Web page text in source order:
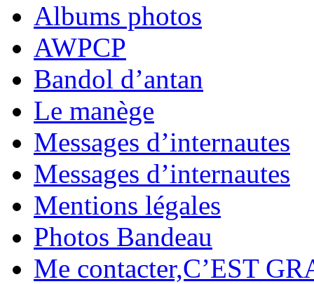
Albums photos
AWPCP
Bandol d’antan
Le manège
Messages d’internautes
Messages d’internautes
Mentions légales
Photos Bandeau
Me contacter,C’EST